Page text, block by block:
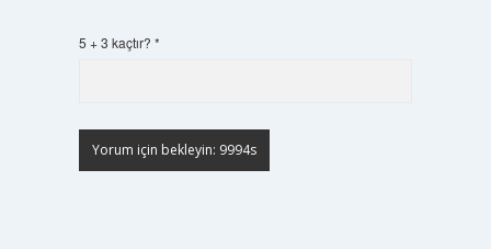
5 + 3 kaçtır? *